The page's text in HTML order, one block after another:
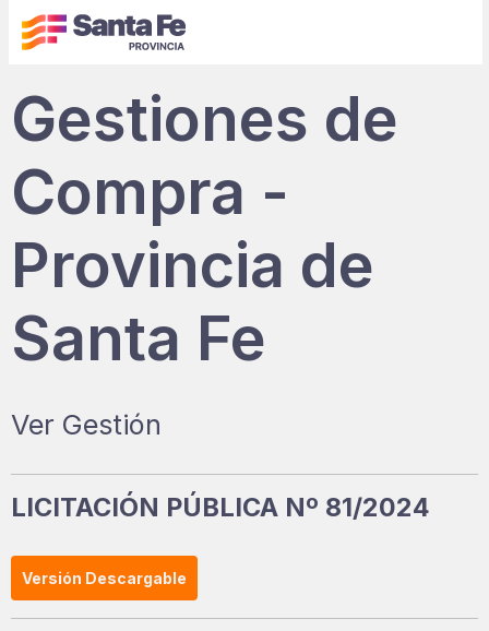
Gestiones de
Compra -
Provincia de
Santa Fe
Ver Gestión
LICITACIÓN PÚBLICA Nº 81/2024
Versión Descargable